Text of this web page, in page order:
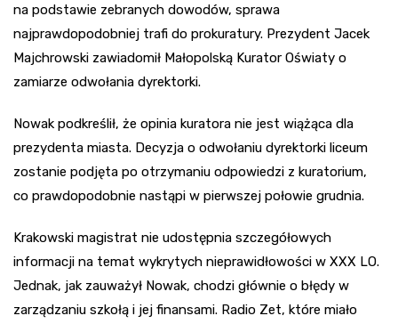
na podstawie zebranych dowodów, sprawa
najprawdopodobniej trafi do prokuratury. Prezydent Jacek
Majchrowski zawiadomił Małopolską Kurator Oświaty o
zamiarze odwołania dyrektorki.
Nowak podkreślił, że opinia kuratora nie jest wiążąca dla
prezydenta miasta. Decyzja o odwołaniu dyrektorki liceum
zostanie podjęta po otrzymaniu odpowiedzi z kuratorium,
co prawdopodobnie nastąpi w pierwszej połowie grudnia.
Krakowski magistrat nie udostępnia szczegółowych
informacji na temat wykrytych nieprawidłowości w XXX LO.
Jednak, jak zauważył Nowak, chodzi głównie o błędy w
zarządzaniu szkołą i jej finansami. Radio Zet, które miało